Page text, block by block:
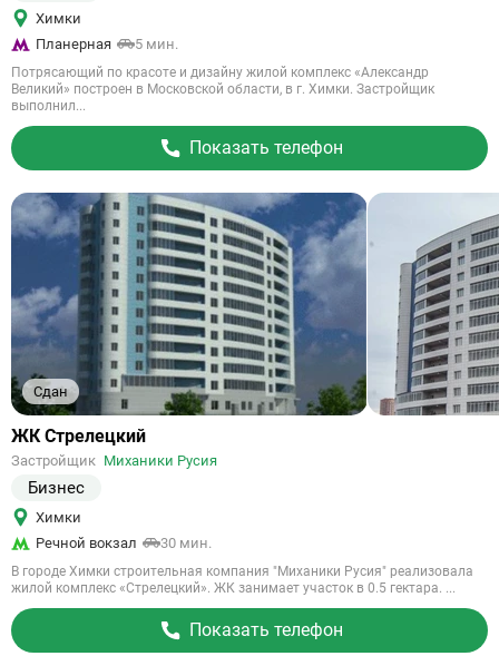
Химки
Планерная
5 мин.
Потрясающий по красоте и дизайну жилой комплекс «Александр
Великий» построен в Московской области, в г. Химки. Застройщик
выполнил...
Показать телефон
Сдан
Ссылка
объект
ЖК Стрелецкий
Застройщик Миханики Русия
Бизнес
Химки
Речной вокзал
30 мин.
В городе Химки строительная компания "Миханики Русия" реализовала
жилой комплекс «Стрелецкий». ЖК занимает участок в 0.5 гектара. ...
Показать телефон